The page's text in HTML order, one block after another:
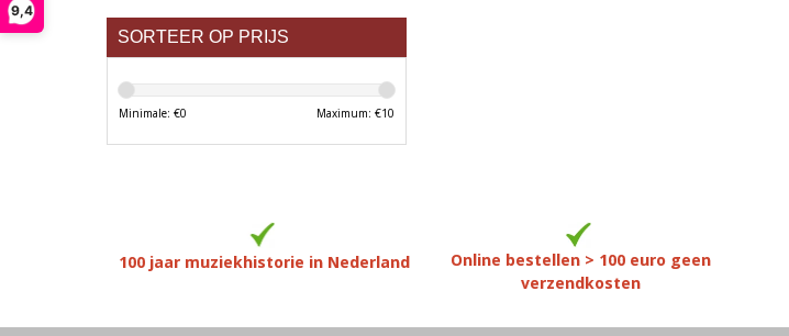
9,4
SORTEER OP PRIJS
Minimale: €0 Maximum: €10
100 jaar muziekhistorie in Nederland
Online bestellen > 100 euro geen
verzendkosten